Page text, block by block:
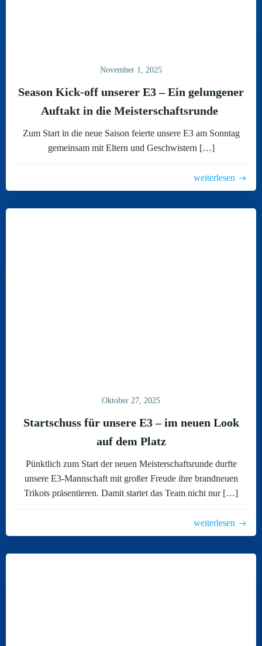
November 1, 2025
Season Kick-off unserer E3 – Ein gelungener
Auftakt in die Meisterschaftsrunde
Zum Start in die neue Saison feierte unsere E3 am Sonntag
gemeinsam mit Eltern und Geschwistern […]
weiterlesen
Oktober 27, 2025
Startschuss für unsere E3 – im neuen Look
auf dem Platz
Pünktlich zum Start der neuen Meisterschaftsrunde durfte
unsere E3-Mannschaft mit großer Freude ihre brandneuen
Trikots präsentieren. Damit startet das Team nicht nur […]
weiterlesen